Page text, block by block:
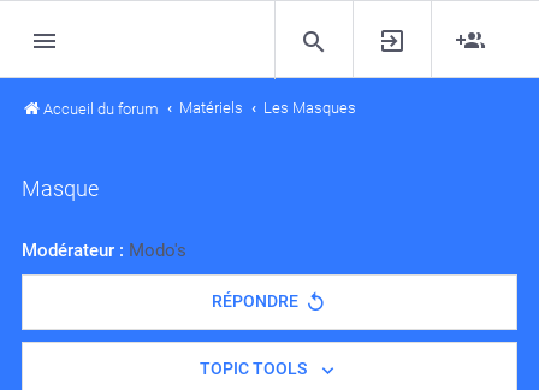
Accueil du forum Matériels Les Masques
Masque
Modérateur : Modo's
RÉPONDRE
TOPIC TOOLS